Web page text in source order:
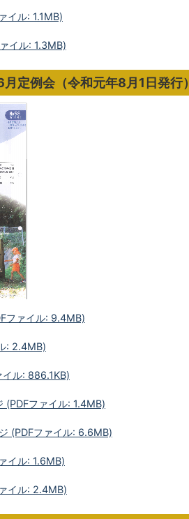
イル: 1.1MB)
イル: 1.3MB)
定例会（令和元年8月1日発行）
ファイル: 9.4MB)
: 2.4MB)
ル: 886.1KB)
(PDFファイル: 1.4MB)
(PDFファイル: 6.6MB)
イル: 1.6MB)
イル: 2.4MB)